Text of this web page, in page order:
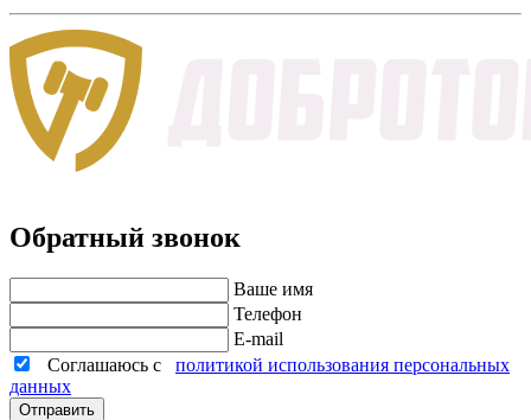
Обратный звонок
Ваше имя
Телефон
E-mail
Соглашаюсь с политикой использования персональных
данных
Отправить